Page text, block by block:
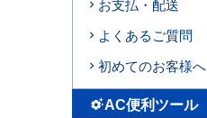
お支払・配送
よくあるご質問
初めてのお客様へ
settings_suggestAC便利ツール